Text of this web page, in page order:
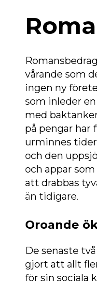
vårande som
ingen ny
som inleder
med
på pengar har
urminnes
och den
och appar
att drabbas
än tidigare.
Oroande
De senaste
gjort att allt
för sin sociala